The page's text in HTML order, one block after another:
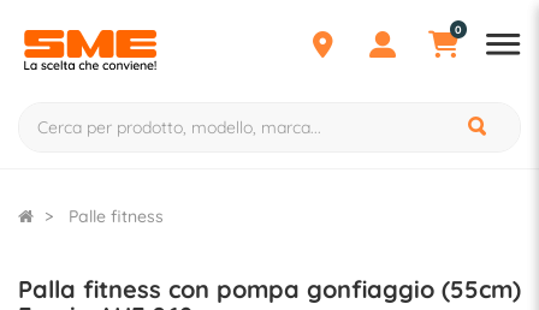
0
Palle fitness
Palla fitness con pompa gonfiaggio (55cm)